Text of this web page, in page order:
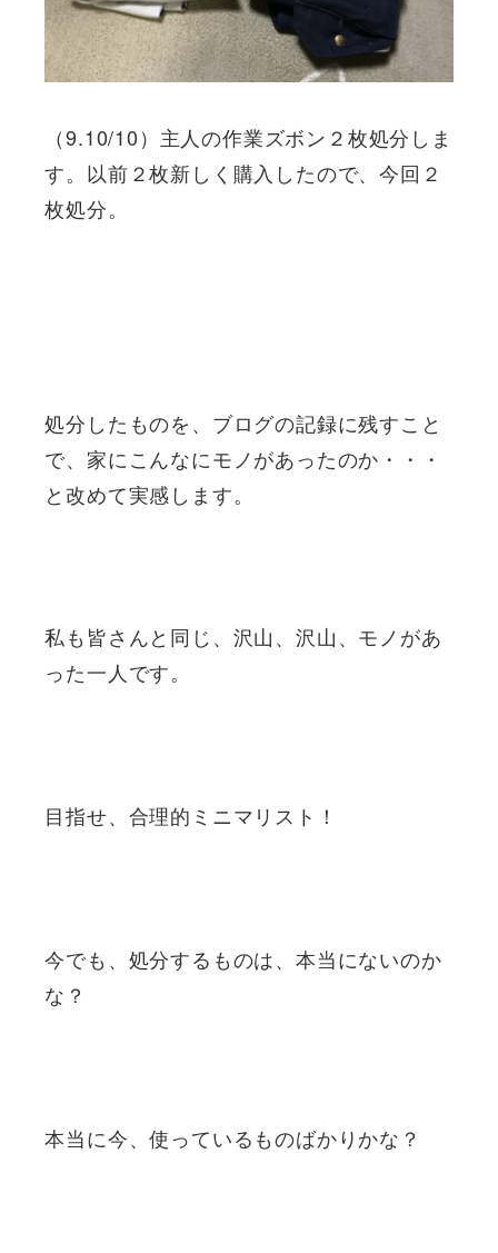
（9.10/10）主人の作業ズボン２枚処分しま
す。以前２枚新しく購入したので、今回２
枚処分。
処分したものを、ブログの記録に残すこと
で、家にこんなにモノがあったのか・・・
と改めて実感します。
私も皆さんと同じ、沢山、沢山、モノがあ
った一人です。
目指せ、合理的ミニマリスト！
今でも、処分するものは、本当にないのか
な？
本当に今、使っているものばかりかな？